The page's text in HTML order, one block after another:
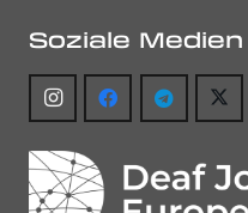
Soziale Medien